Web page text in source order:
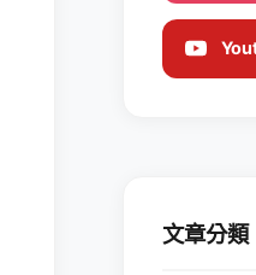
文章分類